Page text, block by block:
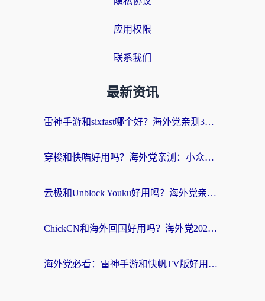
应用权限
联系我们
最新资讯
雷神手游和sixfast哪个好？海外党亲测3款回国加速器，教你选对不踩坑
穿梭和快喵好用吗？海外党亲测：小众加速器对比+番茄加速器深度体验
云极和Unblock Youku好用吗？海外党亲测+2026回国加速器避坑指南
ChickCN和海外回国好用吗？海外党2026亲测：从手游到影音，选对加速器的3个关键
海外党必看：雷神手游和快帆TV版好用吗？3步选对回国加速器不踩坑